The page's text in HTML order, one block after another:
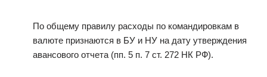
По общему правилу расходы по командировкам в
валюте признаются в БУ и НУ на дату утверждения
авансового отчета (пп. 5 п. 7 ст. 272 НК РФ).